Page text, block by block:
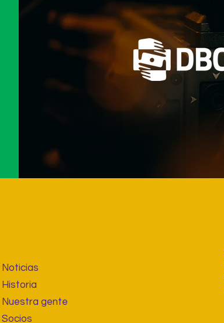
Noticias
Historia
Nuestra gente
Socios